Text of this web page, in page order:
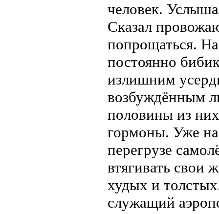
человек.
Сказал
попрощаться.
постоянно
излишним
возбуждённым
половины из
гормоны. Уже
перегрузе
втягивать свои
худых и
служащий